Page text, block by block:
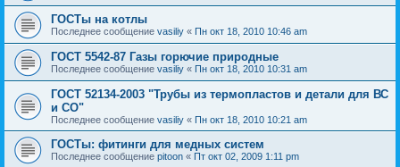
ГОСТы на котлы
Последнее сообщение vasiliy « Пн окт 18, 2010 10:46 am
ГОСТ 5542-87 Газы горючие природные
Последнее сообщение vasiliy « Пн окт 18, 2010 10:31 am
ГОСТ 52134-2003 "Трубы из термопластов и детали для ВС
и СО"
Последнее сообщение vasiliy « Пн окт 18, 2010 10:21 am
ГОСТы: фитинги для медных систем
Последнее сообщение pitoon « Пт окт 02, 2009 1:11 pm